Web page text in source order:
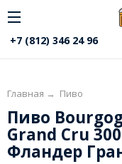
+7 (812) 346 24 96
Главная → Пиво
Пиво
Grand Cru
Фландер